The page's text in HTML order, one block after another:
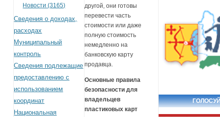
Новости (3165)
Сведения о доходах,
расходах
Муниципальный
контроль
Сведения подлежащие
предоставлению с
использованием
координат
Национальная
другой, они готовы
перевести часть
стоимости или даже
полную стоимость
немедленно на
банковскую карту
продавца.
Основные правила
безопасности для
владельцев
пластиковых карт